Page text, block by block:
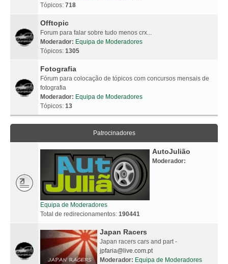
Tópicos: 718
Offtopic
Forum para falar sobre tudo menos crx...
Moderador: Equipa de Moderadores
Tópicos: 1305
Fotografia
Fórum para colocação de tópicos com concursos mensais de
fotografia
Moderador: Equipa de Moderadores
Tópicos: 13
Patrocinadores
AutoJulião
Moderador:
Equipa de Moderadores
Total de redirecionamentos: 190441
Japan Racers
Japan racers cars and part -
jpfaria@live.com.pt
Moderador: Equipa de Moderadores